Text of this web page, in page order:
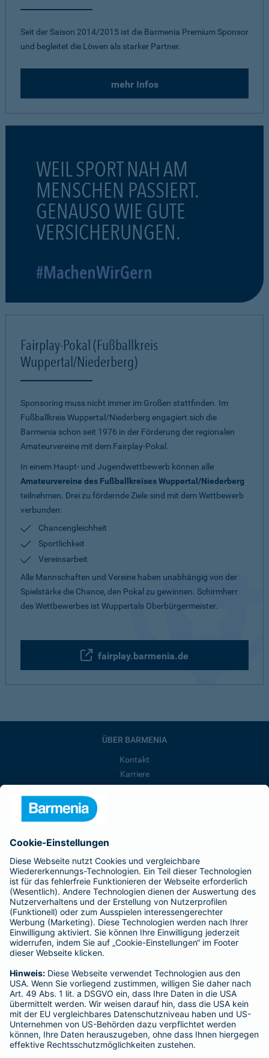
Seit der Saison 2014/2015 ist die Barmenia Premium Sponsor
und begleitet die Löwen als starker Partner.
mehr Infos
WEIL SPORT NAH AM
MENSCHEN PASSIERT.
GENAUSO WIE GUTE
VERSICHERUNGEN.
#MachenWirGern
Fairplay-Pokal (Fußballkreis
Wuppertal/Niederberg)
Sponsoring muss nicht immer im Großen stattfinden. Im
Fußballkreis Wuppertal/Niederberg engagiert sich die
Barmenia schon seit 1976 in der Förderung der regionalen
Amateurvereine mit dem Fairplay-Pokal.
In einem Haupt- und Jugendwettbewerb können alle
Amateurvereine des Fußballkreises Wuppertal/Niederberg
teilnehmen. Drei zu fördernde Ziele sind mit dem Wettbewerb
verbunden:
Chancengleichheit
Sportlichkeit
Vereinsarbeit
Alle Mannschaften und Vereine haben unabhängig von der
Spielstärke die Chance, den Pokal zu gewinnen. Schirmherr
des Wettbewerbes ist Wuppertals Oberbürgermeister.
fairplay.barmenia.de
ÜBER BARMENIA
Kontakt
Karriere
Barmenia ist Teil der BarmeniaGothaer
BELIEBTE SEITEN
Kranken-Zusatzversicherung
Tierversicherungen
Haftpflichtversicherung
Hausratversicherung
Adresse ändern
Schaden melden
Kilometerstandsmeldung
Serviceübersicht